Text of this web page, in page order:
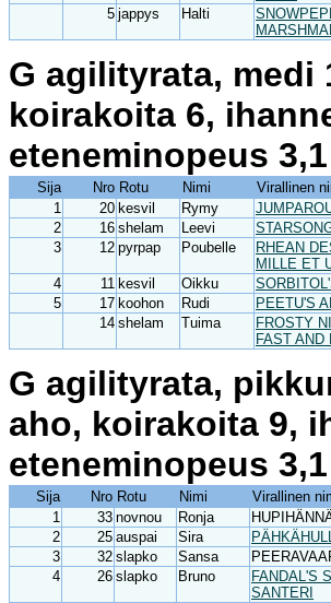
5 jappys Halti
G agilityrata, medi
koirakoita 6,
eteneminopeus
Sija Nro Rotu Nimi Virallinen
1
20 kesvil Rymy
2
16 shelam Leevi
3
12 pyrpap Poubelle
RHEAN
MILLE ET
4 11 kesvil Oikku
5
17 koohon Rudi PEETU'S
14 shelam Tuima
FROSTY
FAST AND
G agilityrata,
aho, koirakoita 9,
eteneminopeus
Sija Nro Rotu Nimi Virallinen
1
33 novnou Ronja
2
25 auspai Sira
3
32 slapko Sansa
4
26 slapko Bruno
FANDAL'S
SANTERI